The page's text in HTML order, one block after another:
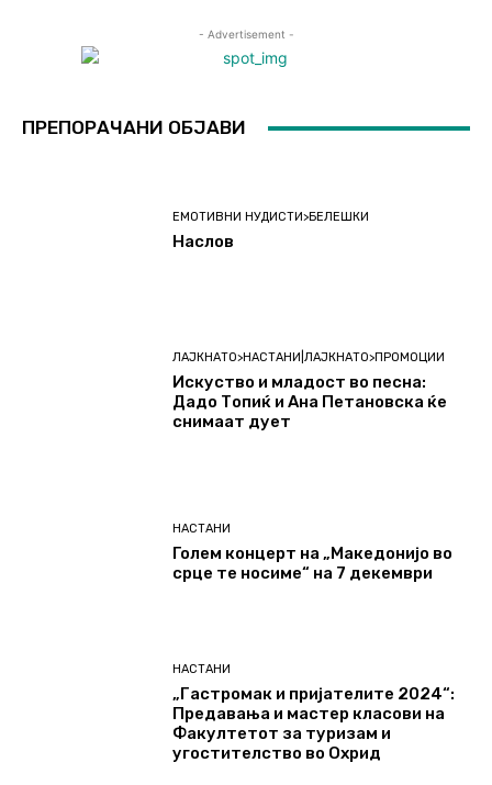
- Advertisement -
ПРЕПОРАЧАНИ ОБЈАВИ
ЕМОТИВНИ НУДИСТИ>БЕЛЕШКИ
Наслов
ЛАЈКНАТО>НАСТАНИ|ЛАЈКНАТО>ПРОМОЦИИ
Искуство и младост во песна:
Дадо Топиќ и Ана Петановска ќе
снимаат дует
НАСТАНИ
Голем концерт на „Македонијо во
срце те носиме“ на 7 декември
НАСТАНИ
„Гастромак и пријателите 2024“:
Предавања и мастер класови на
Факултетот за туризам и
угостителство во Охрид